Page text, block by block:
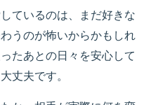
ているのは、まだ好きな
うのが怖いからかもしれ
たあとの日々を安心して
丈夫です。